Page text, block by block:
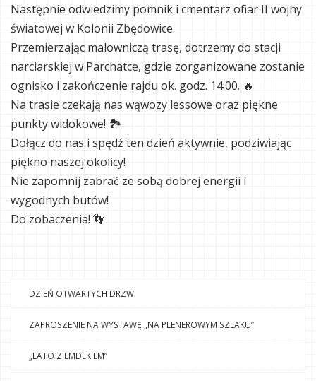
Następnie odwiedzimy pomnik i cmentarz ofiar II wojny
światowej w Kolonii Zbędowice.
Przemierzając malowniczą trasę, dotrzemy do stacji
narciarskiej w Parchatce, gdzie zorganizowane zostanie
ognisko i zakończenie rajdu ok. godz. 14:00. 🔥
Na trasie czekają nas wąwozy lessowe oraz piękne
punkty widokowe! 🏞
Dołącz do nas i spędź ten dzień aktywnie, podziwiając
piękno naszej okolicy!
Nie zapomnij zabrać ze sobą dobrej energii i
wygodnych butów!
Do zobaczenia! 👣
DZIEŃ OTWARTYCH DRZWI
ZAPROSZENIE NA WYSTAWĘ „NA PLENEROWYM SZLAKU”
„LATO Z EMDEKIEM”